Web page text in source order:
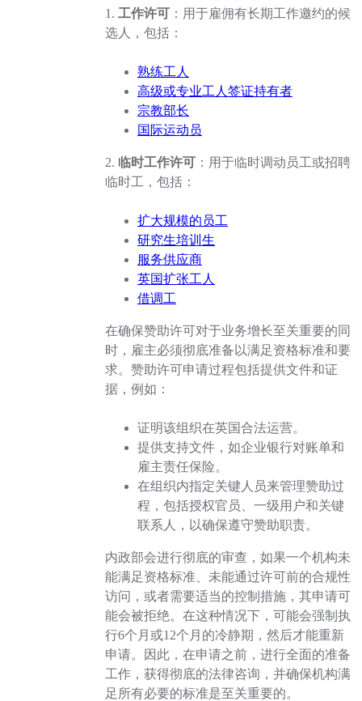
1. 工作许可 ：用于雇佣有长期工作邀约的候
选人，包括：
熟练工人
高级或专业工人签证持有者
宗教部长
国际运动员
2. 临时工作许可 ：用于临时调动员工或招聘
临时工，包括：
扩大规模的员工
研究生培训生
服务供应商
英国扩张工人
借调工
在确保赞助许可对于业务增长至关重要的同
时，雇主必须彻底准备以满足资格标准和要
求。赞助许可申请过程包括提供文件和证
据，例如：
证明该组织在英国合法运营。
提供支持文件，如企业银行对账单和
雇主责任保险。
在组织内指定关键人员来管理赞助过
程，包括授权官员、一级用户和关键
联系人，以确保遵守赞助职责。
内政部会进行彻底的审查，如果一个机构未
能满足资格标准、未能通过许可前的合规性
访问，或者需要适当的控制措施，其申请可
能会被拒绝。在这种情况下，可能会强制执
行6个月或12个月的冷静期，然后才能重新
申请。因此，在申请之前，进行全面的准备
工作，获得彻底的法律咨询，并确保机构满
足所有必要的标准是至关重要的。